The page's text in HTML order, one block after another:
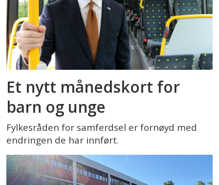
Et nytt månedskort for
barn og unge
Fylkesråden for samferdsel er fornøyd med
endringen de har innført.